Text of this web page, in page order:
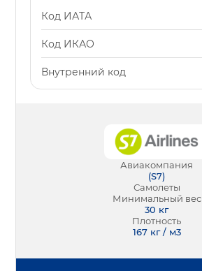
Код ИАТА
Код ИКАО
Внутренний код
Авиакомпания
(S7)
Самолеты
Минимальный вес
30 кг
Плотность
167 кг / м3